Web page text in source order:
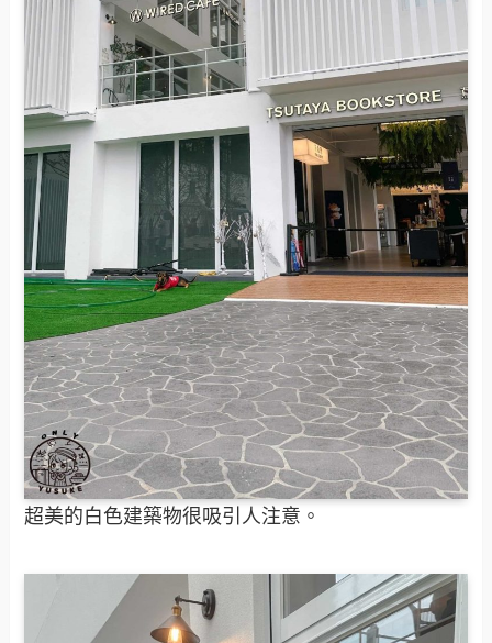
超美的白色建築物很吸引人注意。